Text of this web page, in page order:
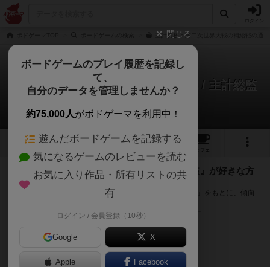
主計将校：第二次世界大戦の補給戦の通
主計将校:第二次世界大戦の補給戦 / 主計総監
次のおすすめボードゲーム
4 1 8
カフェ
『主計将校:第二次世界大戦の補給戦 / 主計総監』が好きな方
へのおすすめ
このゲームのトップページで投票された「プレイ感の評価」をもとに、傾向
※リストには一定の投票数がある作品のみを表示しています
閉じる
ボードゲームのプレイ履歴を記録し
て、
自分のデータを管理しませんか？
約75,000人がボドゲーマを利用中！
遊んだボードゲームを記録する
気になるゲームのレビューを読む
お気に入り作品・所有リストの共
有
ログイン / 会員登録（10秒）
Google X
Apple Facebook